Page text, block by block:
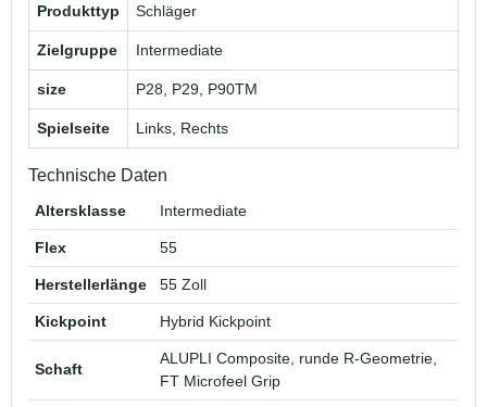
Produkttyp Schläger
Zielgruppe Intermediate
size P28, P29, P90TM
Spielseite Links, Rechts
Technische Daten
Altersklasse Intermediate
Flex 55
Herstellerlänge 55 Zoll
Kickpoint Hybrid Kickpoint
Schaft
ALUPLI Composite, runde R-Geometrie,
FT Microfeel Grip